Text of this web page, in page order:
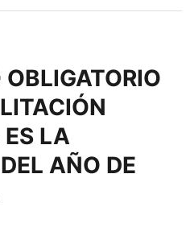
ES LA
AÑO DE